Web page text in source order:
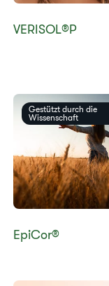
​​​​​VERISOL®P
Gestützt durch die
Wissenschaft
​​​​​EpiCor®​​​